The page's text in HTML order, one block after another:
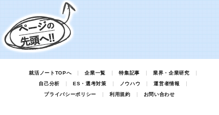
就活ノートTOPへ 企業一覧 特集記事
業界・企業研究
自己分析
ES・選考対策 ノウハウ
運営者情報
プライバシーポリシー
利用規約 お問い合わせ